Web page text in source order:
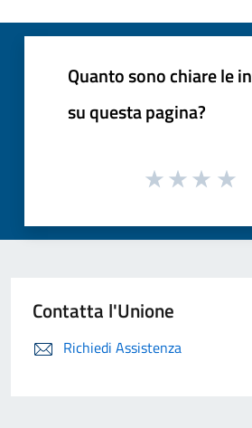
Quanto sono chiare le
su questa pagina?
Contatta l'Unione
Richiedi Assistenza